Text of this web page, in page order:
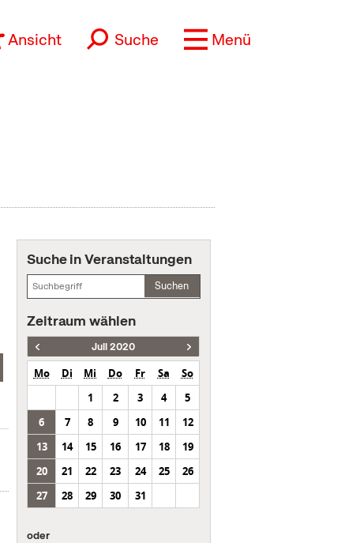
Ansicht Suche Menü
Suche in Veranstaltungen
Suchen
Zeitraum wählen
Juli 2020
Mo Di Mi Do Fr Sa
So
1
2 3 4
5
6
7 8 9 10 11
12
13
14 15 16 17 18
19
20
21 22 23 24 25
26
27
28 29 30 31
oder